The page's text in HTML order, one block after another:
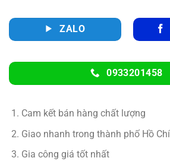
ZALO
0933201458
Cam kết bán hàng chất lượng
Giao nhanh trong thành phố Hồ
Gia công giá tốt nhất